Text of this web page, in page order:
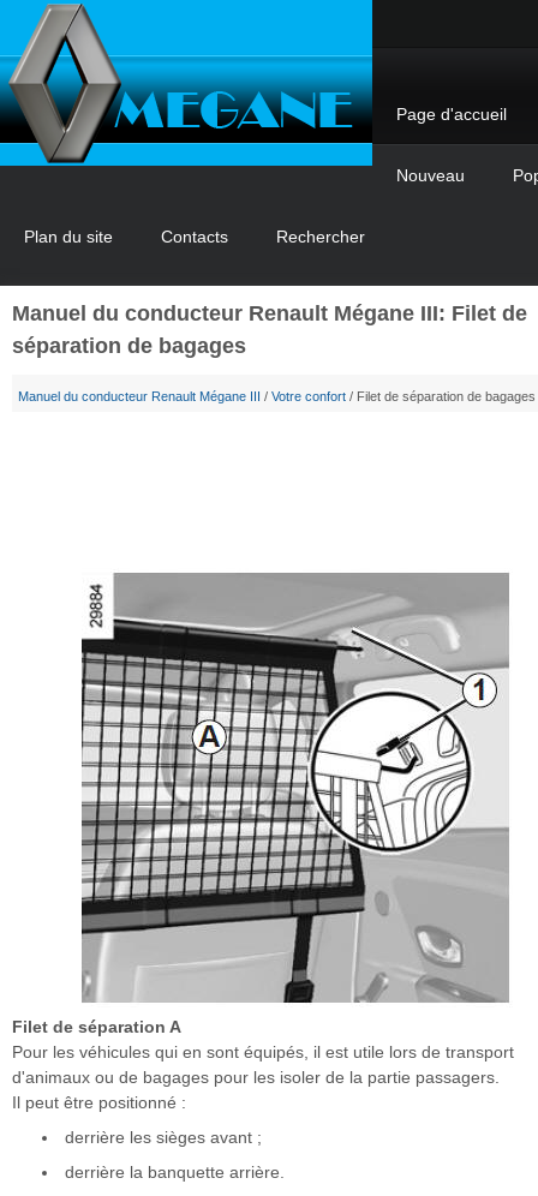
Page d'accueil
Nouveau
Plan du site Contacts Rechercher
Manuel du conducteur Renault Mégane III: Filet de
séparation de bagages
Manuel du conducteur Renault Mégane III / Votre confort / Filet de séparation de bagages
Filet de séparation A
Pour les véhicules qui en sont équipés, il est utile lors de transport
d'animaux ou de bagages pour les isoler de la partie passagers.
Il peut être positionné :
derrière les sièges avant ;
derrière la banquette arrière.